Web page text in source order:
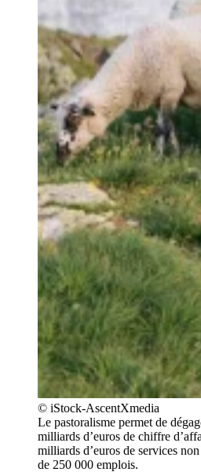
© iStock-AscentXmedia
Le pastoralisme permet de
milliards d’euros de chiffre
milliards d’euros de services
de 250 000 emplois.